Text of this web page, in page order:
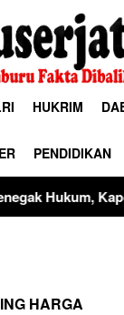
HUKRIM
PENDIDIKAN
Madiun dan
HARGA